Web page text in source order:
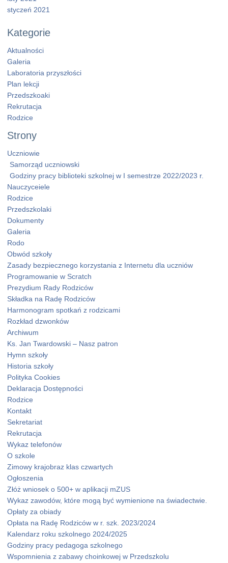
styczeń 2021
Kategorie
Aktualności
Galeria
Laboratoria przyszłości
Plan lekcji
Przedszkoaki
Rekrutacja
Rodzice
Strony
Uczniowie
Samorząd uczniowski
Godziny pracy biblioteki szkolnej w I semestrze 2022/2023 r.
Nauczyceiele
Rodzice
Przedszkolaki
Dokumenty
Galeria
Rodo
Obwód szkoły
Zasady bezpiecznego korzystania z Internetu dla uczniów
Programowanie w Scratch
Prezydium Rady Rodziców
Składka na Radę Rodziców
Harmonogram spotkań z rodzicami
Rozkład dzwonków
Archiwum
Ks. Jan Twardowski – Nasz patron
Hymn szkoły
Historia szkoły
Polityka Cookies
Deklaracja Dostępności
Rodzice
Kontakt
Sekretariat
Rekrutacja
Wykaz telefonów
O szkole
Zimowy krajobraz klas czwartych
Ogłoszenia
Złóż wniosek o 500+ w aplikacji mZUS
Wykaz zawodów, które mogą być wymienione na świadectwie.
Opłaty za obiady
Opłata na Radę Rodziców w r. szk. 2023/2024
Kalendarz roku szkolnego 2024/2025
Godziny pracy pedagoga szkolnego
Wspomnienia z zabawy choinkowej w Przedszkolu